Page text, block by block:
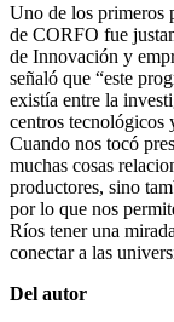
Uno de los primeros
de CORFO fue
de Innovación y
señaló que “este
existía entre la
centros tecnológicos
Cuando nos tocó
muchas cosas
productores, sino
por lo que nos
Ríos tener una
conectar a las
Del autor